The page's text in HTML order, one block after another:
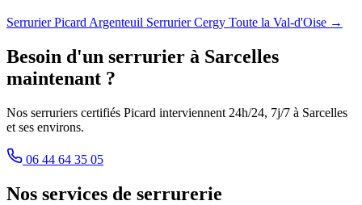
Serrurier Picard Argenteuil Serrurier Cergy Toute la Val-d'Oise →
Besoin d'un serrurier à Sarcelles
maintenant ?
Nos serruriers certifiés Picard interviennent 24h/24, 7j/7 à Sarcelles
et ses environs.
06 44 64 35 05
Nos services de serrurerie